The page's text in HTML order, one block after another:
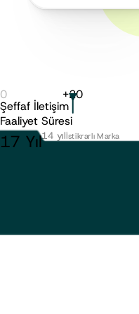
0 +20
Şeffaf İletişim
Faaliyet Süresi
17 Yıl
10 - 14 yılİstikrarlı Marka
15 yıl ve üzeri